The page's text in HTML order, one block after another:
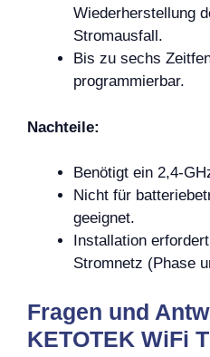
Wiederherstellung
Stromausfall.
Bis zu sechs
programmierbar.
Nachteile:
Benötigt ein 2,4-
Nicht für
geeignet.
Installation
Stromnetz (Phase
Fragen und
KETOTEK WiFi